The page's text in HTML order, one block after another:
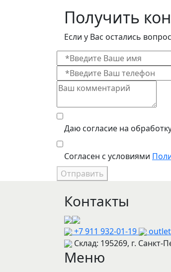
Получить
Если у Вас остались
Даю согласие на
Согласен с условиями
Отправить
Контакты
+7 911 932-01-19
Склад: 195269, г. Санкт-
Меню